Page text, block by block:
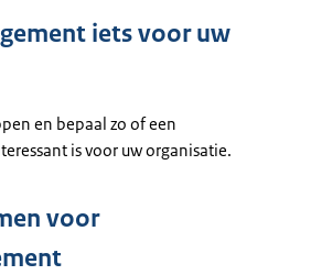
iets voor uw
en bepaal zo of een
is voor uw organisatie.
voor